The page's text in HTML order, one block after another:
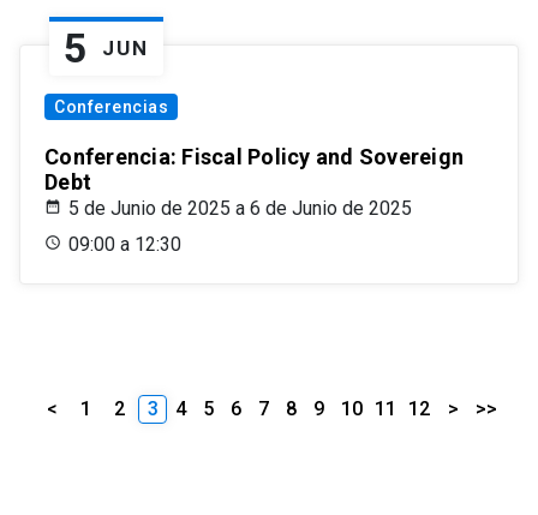
5 JUN
Conferencias
Conferencia: Fiscal Policy and Sovereign
Debt
5 de Junio de 2025 a 6 de Junio de 2025
09:00 a 12:30
< 1 2 3 4 5 6 7 8 9 10 11 12 > >>